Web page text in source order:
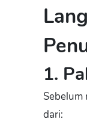
1.
dari: